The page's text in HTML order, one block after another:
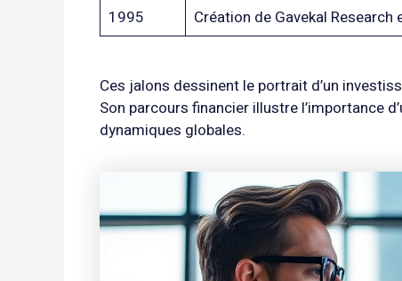
1995
Création de Gavekal Research
Ces jalons dessinent le portrait d’un
Son parcours financier illustre l’importance
dynamiques globales.